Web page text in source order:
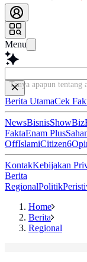
Menu
Tanya apapun tentang
Berita UtamaCek
NewsBisnisShowBiz
FaktaEnam Plus
OffIslamiCitizen6
KontakKebijakan
Berita
RegionalPolitik
Home
Berita
Regional